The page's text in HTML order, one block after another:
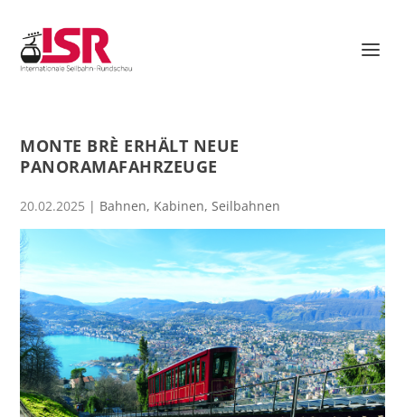
MONTE BRÈ ERHÄLT NEUE
PANORAMAFAHRZEUGE
20.02.2025 | Bahnen, Kabinen,Seilbahnen